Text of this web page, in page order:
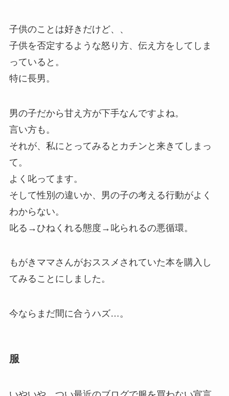
子供のことは好きだけど、、
子供を否定するような怒り方、伝え方をしてしま
っていると。
特に長男。
男の子だから甘え方が下手なんですよね。
言い方も。
それが、私にとってみるとカチンと来きてしまっ
て。
よく叱ってます。
そして性別の違いか、男の子の考える行動がよく
わからない。
叱る→ひねくれる態度→叱られるの悪循環。
もがきママさんがおススメされていた本を購入し
てみることにしました。
今ならまだ間に合うハズ…。
服